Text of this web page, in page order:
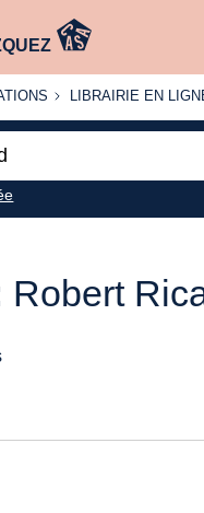
LIBRAIRIE
LIBRAIRIE EN
Robert